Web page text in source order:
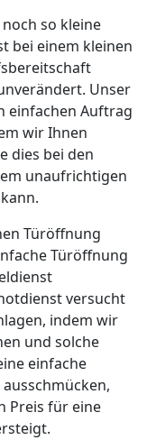
so kleine
bei einem kleinen
Unser
einfachen Auftrag
wir Ihnen
dies bei den
unaufrichtigen
Türöffnung
Türöffnung
versucht
indem wir
und solche
einfache
Preis für eine